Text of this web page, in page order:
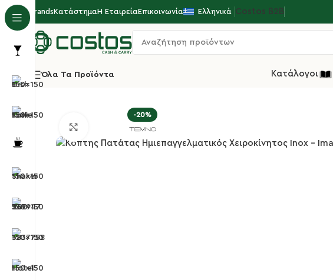
BrandsΚατάστημαΗ ΕταιρείαΕπικοινωνία Ελληνικά Costos Β2Β
Όλα Τα Προϊόντα Κατάλογοι
-20%
Κλικ για μεγέθυνση